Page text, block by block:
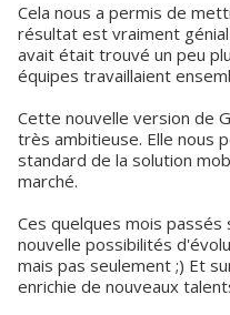
Cela nous a permis de
résultat est vraiment
avait était trouvé un peu
équipes travaillaient
Cette nouvelle version de
très ambitieuse. Elle nous
standard de la solution
marché.
Ces quelques mois
nouvelle possibilités
mais pas seulement ;) Et
enrichie de nouveaux